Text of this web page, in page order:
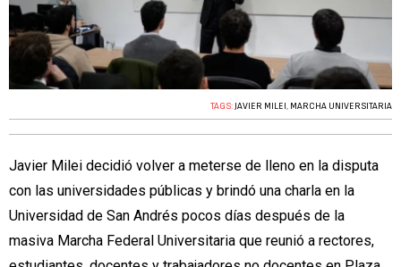
TAGS:JAVIER MILEI , MARCHA UNIVERSITARIA
Javier Milei decidió volver a meterse de lleno en la disputa
con las universidades públicas y brindó una charla en la
Universidad de San Andrés pocos días después de la
masiva Marcha Federal Universitaria que reunió a rectores,